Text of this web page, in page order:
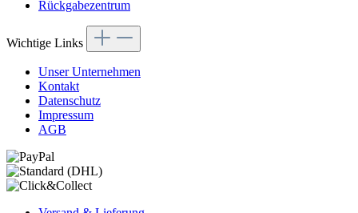
Rückgabezentrum
Wichtige Links
Unser Unternehmen
Kontakt
Datenschutz
Impressum
AGB